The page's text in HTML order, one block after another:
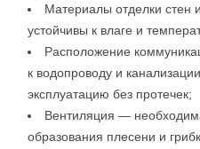
Материалы отделки
устойчивы к влаге и
Расположение
к водопроводу и
эксплуатацию без протечек;
Вентиляция —
образования плесени и